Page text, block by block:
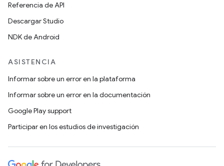
Referencia de API
Descargar Studio
NDK de Android
ASISTENCIA
Informar sobre un error en la plataforma
Informar sobre un error en la documentación
Google Play support
Participar en los estudios de investigación